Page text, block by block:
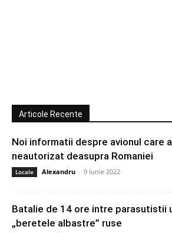
Articole Recente
Noi informatii despre avionul care
neautorizat deasupra Romaniei
Locale Alexandru - 9 iunie 2022
Batalie de 14 ore intre parasutistii
„beretele albastre” ruse